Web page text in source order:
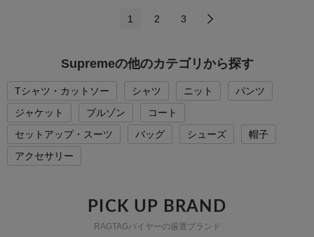
1 2 3
Supremeの他のカテゴリから探す
Tシャツ・カットソー シャツ ニット
パンツ
ジャケット
ブルゾン
コート
セットアップ・スーツ
バッグ シューズ
帽子
アクセサリー
PICK UP BRAND
RAGTAGバイヤーの厳選ブランド